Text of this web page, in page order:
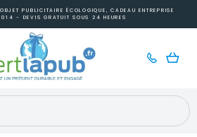
PUBLICITAIRE ÉCOLOGIQUE, CADEAU ENTREPRISE
- DEVIS GRATUIT SOUS 24 HEURES